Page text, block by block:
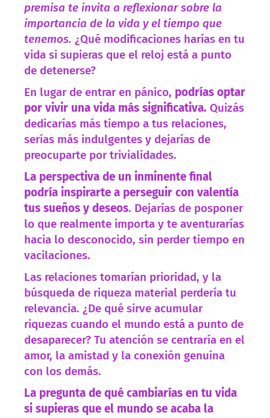
premisa te invita a reflexionar sobre la
importancia de la vida y el tiempo que
tenemos. ¿Qué modificaciones harías en tu
vida si supieras que el reloj está a punto
de detenerse?
En lugar de entrar en pánico, podrías optar
por vivir una vida más significativa.Quizás
dedicarías más tiempo a tus relaciones,
serías más indulgentes y dejarías de
preocuparte por trivialidades.
La perspectiva de un inminente final
podría inspirarte a perseguir con valentía
tus sueños y deseos. Dejarías de posponer
lo que realmente importa y te aventurarías
hacia lo desconocido, sin perder tiempo en
vacilaciones.
Las relaciones tomarían prioridad, y la
búsqueda de riqueza material perdería tu
relevancia. ¿De qué sirve acumular
riquezas cuando el mundo está a punto de
desaparecer? Tu atención se centraría en el
amor, la amistad y la conexión genuina
con los demás.
La pregunta de qué cambiarías en tu vida
si supieras que el mundo se acaba la